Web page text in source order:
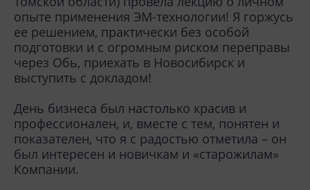
опыте применения ЭМ-технологии! Я горжусь
ее решением, практически без особой
подготовки и с огромным риском переправы
через Обь, приехать в Новосибирск и
выступить с докладом!
День бизнеса был настолько красив и
профессионален, и, вместе с тем, понятен и
показателен, что я с радостью отметила – он
был интересен и новичкам и «старожилам»
Компании.